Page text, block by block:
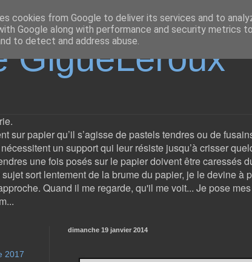
GigueLeroux
sur papier qu’il s’agisse de pastels tendres ou de
un support qui leur résiste jusqu’à crisser
une fois posés sur le papier doivent être caressés
sort lentement de la brume du papier, je le devine à
Quand il me regarde, qu'il me voit... Je pose
dimanche 19 janvier 2014
2017
cookies from Google to deliver its services and to
Google along with performance and security metrics
to detect and address abuse.